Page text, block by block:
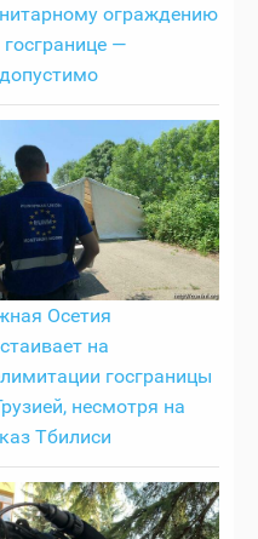
ограждению
госгранице —
Осетия
на
госграницы
несмотря на
Тбилиси